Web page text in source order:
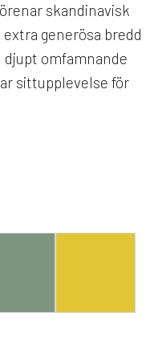
skandinavisk
generösa bredd
djupt omfamnande
sittupplevelse för